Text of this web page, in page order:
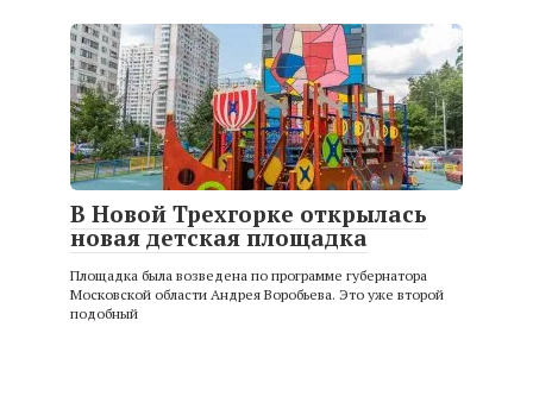
В Новой Трехгорке открылась
новая детская площадка
Площадка была возведена по программе губернатора
Московской области Андрея Воробьева. Это уже второй
подобный